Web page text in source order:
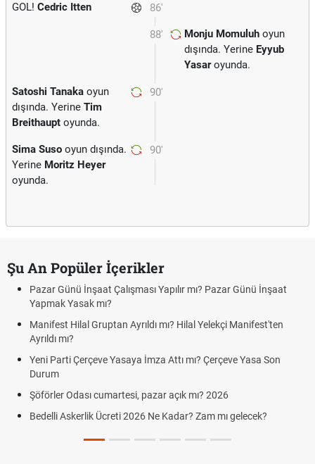
86'
GOL! Cedric Itten
88' Monju Momuluh oyun
dışında. Yerine Eyyub
Yasaroyunda.
90'
Satoshi Tanaka oyun
dışında. Yerine Tim
Breithaupt oyunda.
90'
Sima Suso oyun dışında.
Yerine Moritz Heyer
oyunda.
Şu An Popüler İçerikler
Pazar Günü İnşaat Çalışması Yapılır mı? Pazar Günü İnşaat
Yapmak Yasak mı?
Manifest Hilal Gruptan Ayrıldı mı? Hilal Yelekçi Manifest'ten
Ayrıldı mı?
Yeni Parti Çerçeve Yasaya İmza Attı mı? Çerçeve Yasa Son
Durum
Şöförler Odası cumartesi, pazar açık mı? 2026
Bedelli Askerlik Ücreti 2026 Ne Kadar? Zam mı gelecek?